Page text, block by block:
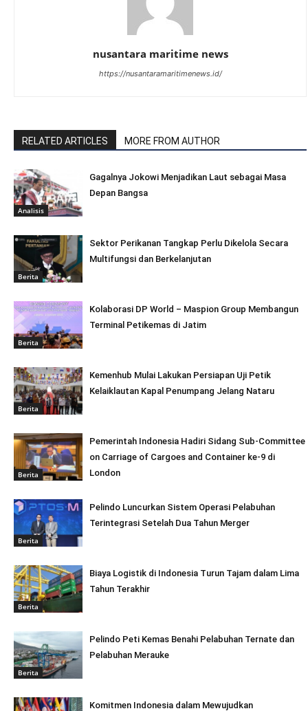
nusantara maritime news
https://nusantaramaritimenews.id/
RELATED ARTICLES MORE FROM AUTHOR
Analisis
Gagalnya Jokowi Menjadikan Laut sebagai Masa
Depan Bangsa
Berita
Sektor Perikanan Tangkap Perlu Dikelola Secara
Multifungsi dan Berkelanjutan
Berita
Kolaborasi DP World – Maspion Group Membangun
Terminal Petikemas di Jatim
Berita
Kemenhub Mulai Lakukan Persiapan Uji Petik
Kelaiklautan Kapal Penumpang Jelang Nataru
Berita
Pemerintah Indonesia Hadiri Sidang Sub-Committee
on Carriage of Cargoes and Container ke-9 di
London
Berita
Pelindo Luncurkan Sistem Operasi Pelabuhan
Terintegrasi Setelah Dua Tahun Merger
Berita
Biaya Logistik di Indonesia Turun Tajam dalam Lima
Tahun Terakhir
Berita
Pelindo Peti Kemas Benahi Pelabuhan Ternate dan
Pelabuhan Merauke
Komitmen Indonesia dalam Mewujudkan